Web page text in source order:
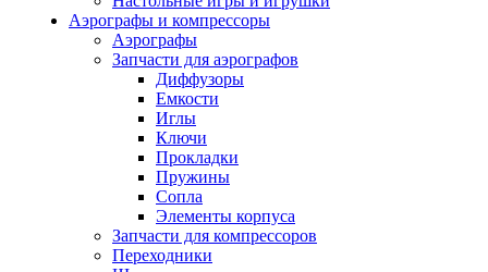
Аэрографы и компрессоры
Аэрографы
Запчасти для аэрографов
Диффузоры
Емкости
Иглы
Ключи
Прокладки
Пружины
Сопла
Элементы корпуса
Запчасти для компрессоров
Переходники